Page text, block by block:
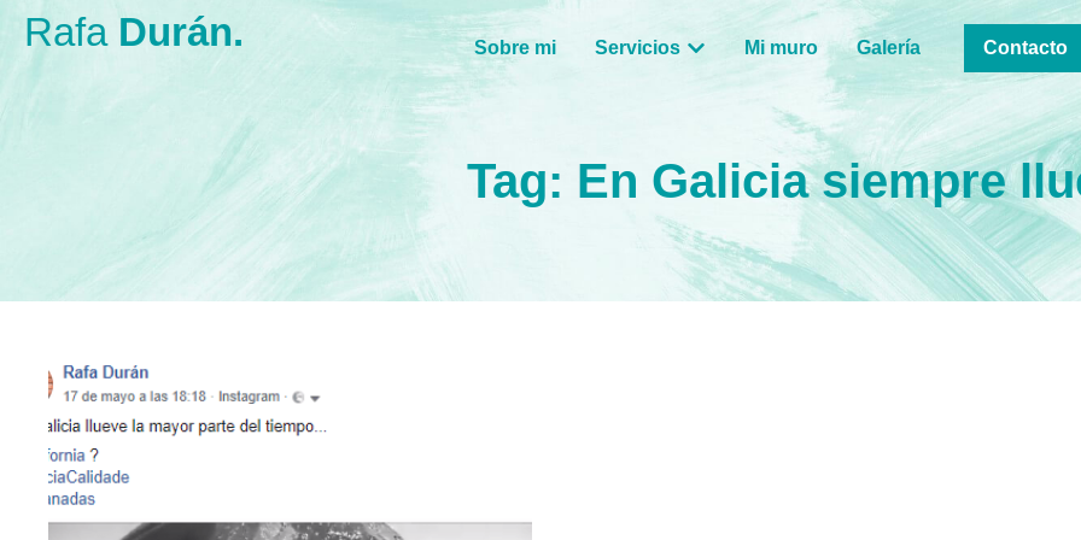
Rafa Durán. Sobre mi Servicios Mi muro Galería Contacto
Tag: En Galicia siempre